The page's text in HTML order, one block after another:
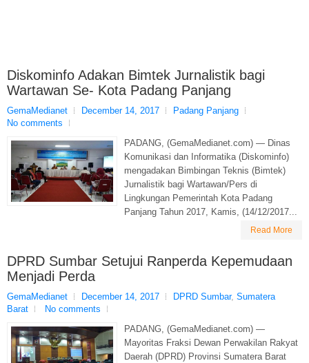
Diskominfo Adakan Bimtek Jurnalistik bagi
Wartawan Se- Kota Padang Panjang
GemaMedianet December 14, 2017
Padang Panjang
No comments
PADANG, (GemaMedianet.com) — Dinas
Komunikasi dan Informatika (Diskominfo)
mengadakan Bimbingan Teknis (Bimtek)
Jurnalistik bagi Wartawan/Pers di
Lingkungan Pemerintah Kota Padang
Panjang Tahun 2017, Kamis, (14/12/2017...
Read More
DPRD Sumbar Setujui Ranperda Kepemudaan
Menjadi Perda
GemaMedianet December 14, 2017 DPRD Sumbar, Sumatera
Barat
No comments
PADANG, (GemaMedianet.com) —
Mayoritas Fraksi Dewan Perwakilan Rakyat
Daerah (DPRD) Provinsi Sumatera Barat